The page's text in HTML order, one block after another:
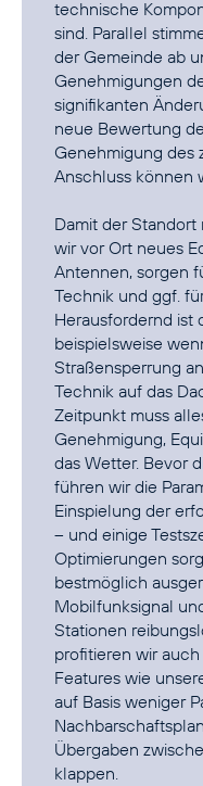
technische
sind. Parallel
der Gemeinde ab
Genehmigungen
signifikanten
neue Bewertung
Genehmigung des
Anschluss können
Damit der Standort
wir vor Ort neues
Antennen, sorgen
Technik und ggf.
Herausfordernd ist
beispielsweise
Straßensperrung
Technik auf das
Zeitpunkt muss
Genehmigung,
das Wetter. Bevor
führen wir die
Einspielung der
– und einige
Optimierungen
bestmöglich
Mobilfunksignal
Stationen
profitieren wir
Features wie
auf Basis weniger
Übergaben
klappen.